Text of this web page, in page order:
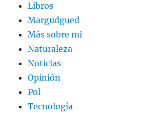
Libros
Margudgued
Más sobre mi
Naturaleza
Noticias
Opinión
Pol
Tecnología